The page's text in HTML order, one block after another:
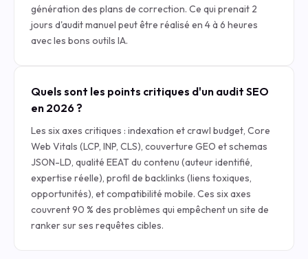
génération des plans de correction. Ce qui prenait 2
jours d'audit manuel peut être réalisé en 4 à 6 heures
avec les bons outils IA.
Quels sont les points critiques d'un audit SEO
en 2026 ?
Les six axes critiques : indexation et crawl budget, Core
Web Vitals (LCP, INP, CLS), couverture GEO et schemas
JSON-LD, qualité EEAT du contenu (auteur identifié,
expertise réelle), profil de backlinks (liens toxiques,
opportunités), et compatibilité mobile. Ces six axes
couvrent 90 % des problèmes qui empêchent un site de
ranker sur ses requêtes cibles.